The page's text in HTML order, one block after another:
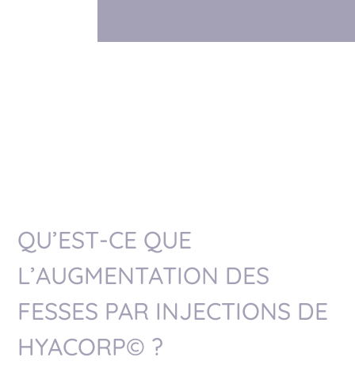
QU’EST-CE QUE
L’AUGMENTATION DES
FESSES PAR INJECTIONS DE
HYACORP© ?